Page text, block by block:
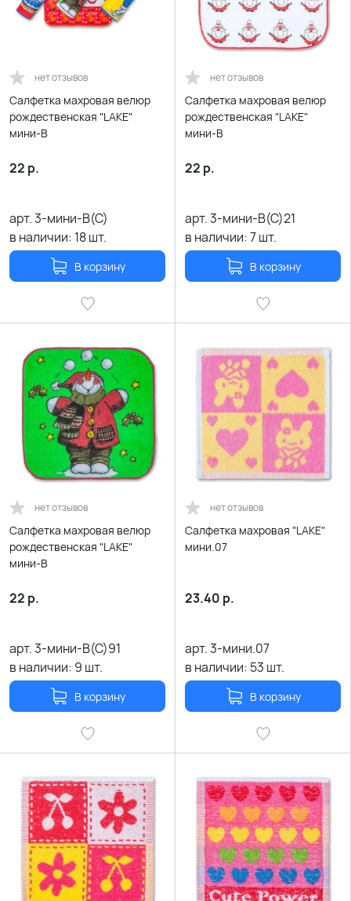
нет отзывов
Салфетка махровая велюр
рождественская "LAKE"
мини-В
22 р.
арт.3-мини-В(С)
в наличии: 18шт.
В корзину
нет отзывов
Салфетка махровая велюр
рождественская "LAKE"
мини-В
22 р.
арт.3-мини-В(С)21
в наличии:7шт.
В корзину
нет отзывов
Салфетка махровая велюр
рождественская "LAKE"
мини-В
22 р.
арт.3-мини-В(С)91
в наличии: 9 шт.
В корзину
нет отзывов
Салфетка махровая "LAKE"
мини.07
23.40 р.
арт.3-мини.07
в наличии: 53 шт.
В корзину